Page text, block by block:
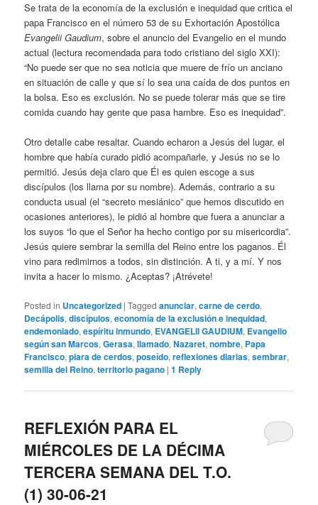
Se trata de la economía de la exclusión e inequidad que critica el
papa Francisco en el número 53 de su Exhortación Apostólica
Evangelii Gaudium, sobre el anuncio del Evangelio en el mundo
actual (lectura recomendada para todo cristiano del siglo XXI):
“No puede ser que no sea noticia que muere de frío un anciano
en situación de calle y que sí lo sea una caída de dos puntos en
la bolsa. Eso es exclusión. No se puede tolerar más que se tire
comida cuando hay gente que pasa hambre. Eso es inequidad”.
Otro detalle cabe resaltar. Cuando echaron a Jesús del lugar, el
hombre que había curado pidió acompañarle, y Jesús no se lo
permitió. Jesús deja claro que Él es quien escoge a sus
discípulos (los llama por su nombre). Además, contrario a su
conducta usual (el “secreto mesiánico” que hemos discutido en
ocasiones anteriores), le pidió al hombre que fuera a anunciar a
los suyos “lo que el Señor ha hecho contigo por su misericordia”.
Jesús quiere sembrar la semilla del Reino entre los paganos. Él
vino para redimirnos a todos, sin distinción. A ti, y a mí. Y nos
invita a hacer lo mismo. ¿Aceptas? ¡Atrévete!
Posted in Uncategorized |Tagged anunciar,carne de cerdo,
Decápolis,discípulos,economía de la exclusión e inequidad,
endemoniado,espíritu inmundo, EVANGELII GAUDIUM, Evangelio
según san Marcos,Gerasa,llamado,Nazaret,nombre, Papa
Francisco,piara de cerdos,poseído,reflexiones diarias,sembrar,
semilla del Reino,territorio pagano |1 Reply
REFLEXIÓN PARA EL
MIÉRCOLES DE LA DÉCIMA
TERCERA SEMANA DEL T.O.
(1) 30-06-21